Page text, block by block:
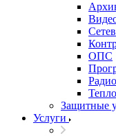
ОПС
Защитные
Услуги